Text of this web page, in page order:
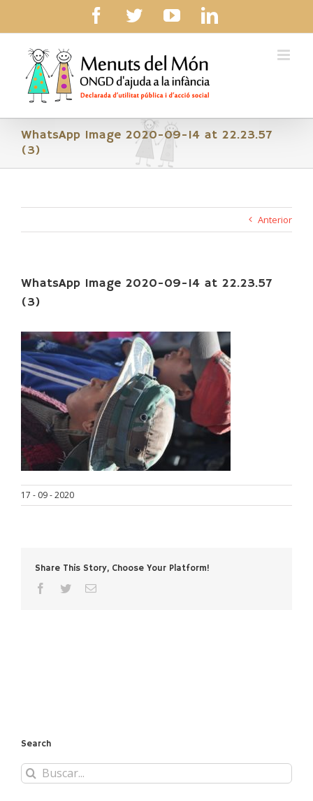
content
facebook
twitteryoutubelinkedin
WhatsApp Image 2020-09-14 at 22.23.57
(3)
Anterior
WhatsApp Image 2020-09-14 at 22.23.57
(3)
17 - 09 - 2020
Share This Story, Choose Your Platform!
facebooktwitterCorreo
Search
Buscar: